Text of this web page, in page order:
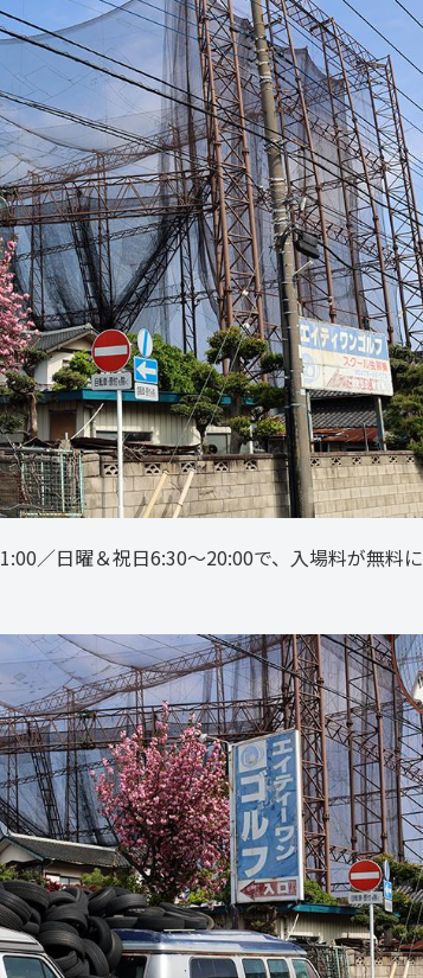
／日曜＆祝日6:30～20:00で、入場料が無料に